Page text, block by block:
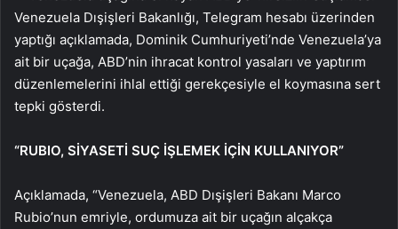
Venezuela Dışişleri Bakanlığı, Telegram hesabı üzerinden
yaptığı açıklamada, Dominik Cumhuriyeti’nde Venezuela’ya
ait bir uçağa, ABD’nin ihracat kontrol yasaları ve yaptırım
düzenlemelerini ihlal ettiği gerekçesiyle el koymasına sert
tepki gösterdi.
“RUBIO, SİYASETİ SUÇ İŞLEMEK İÇİN KULLANIYOR”
Açıklamada, “Venezuela, ABD Dışişleri Bakanı Marco
Rubio’nun emriyle, ordumuza ait bir uçağın alçakça